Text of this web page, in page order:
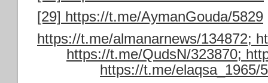
[29] https://t.me/AymanGouda/5829
https://t.me/almanarnews/134872;
https://t.me/QudsN/323870;
https://t.me/elaqsa_1965/